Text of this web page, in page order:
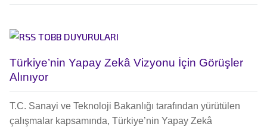
TOBB DUYURULARI
Türkiye’nin Yapay Zekâ Vizyonu İçin Görüşler
Alınıyor
T.C. Sanayi ve Teknoloji Bakanlığı tarafından yürütülen
çalışmalar kapsamında, Türkiye’nin Yapay Zekâ